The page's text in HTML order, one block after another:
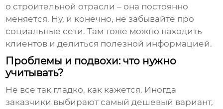
о строительной отрасли – она постоянно
меняется. Ну, и конечно, не забывайте про
социальные сети. Там тоже можно находить
клиентов и делиться полезной информацией.
Проблемы и подвохи: что нужно
учитывать?
Не все так гладко, как кажется. Иногда
заказчики выбирают самый дешевый вариант,